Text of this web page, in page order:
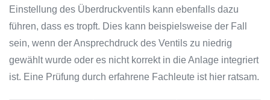
Einstellung des Überdruckventils kann ebenfalls dazu
führen, dass es tropft. Dies kann beispielsweise der Fall
sein, wenn der Ansprechdruck des Ventils zu niedrig
gewählt wurde oder es nicht korrekt in die Anlage integriert
ist. Eine Prüfung durch erfahrene Fachleute ist hier ratsam.